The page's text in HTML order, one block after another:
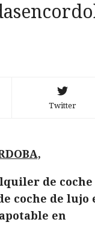
Twitter
de coche
coche de lujo
en